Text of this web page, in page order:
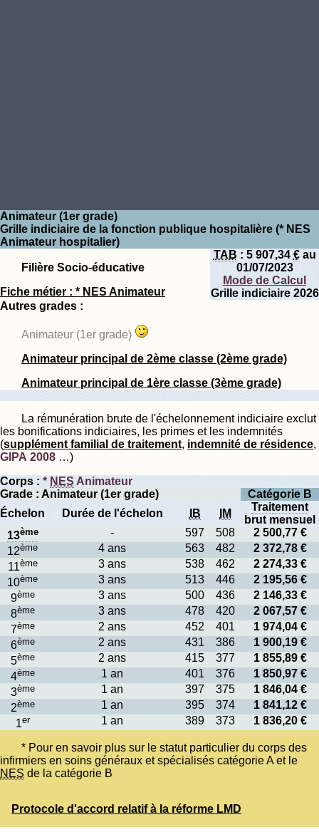
Animateur (1er grade)
Grille indiciaire de la fonction publique hospitalière (* NES
Animateur hospitalier)
Filière Socio-éducative
Fiche métier : * NES Animateur
TAB : 5 907,34 €au
01/07/2023
Mode de Calcul
Grille indiciaire 2026
Autres grades :
Animateur (1er grade)
Animateur principal de 2ème classe (2ème grade)
Animateur principal de 1ère classe (3ème grade)
La rémunération brute de l'échelonnement indiciaire exclut
les bonifications indiciaires, les primes et les indemnités
(supplément familial de traitement, indemnité de résidence,
GIPA 2008 …)
Corps : * NES Animateur
Grade : Animateur (1er grade)
Catégorie B
Échelon
Durée de l'échelon IB IM
Traitement
brut mensuel
13ème - 597 508
2 500,77 €
12ème 4 ans 563 482
2 372,78 €
11ème 3 ans 538 462
2 274,33 €
10ème 3 ans 513 446
2 195,56 €
9ème 3 ans 500 436
2 146,33 €
8ème 3 ans 478 420
2 067,57 €
7ème 2 ans 452 401
1 974,04 €
6ème 2 ans 431 386
1 900,19 €
5ème 2 ans 415 377
1 855,89 €
4ème 1 an 401 376
1 850,97 €
3ème 1 an 397 375
1 846,04 €
2ème 1 an 395 374
1 841,12 €
1er 1 an 389 373 1 836,20 €
* Pour en savoir plus sur le statut particulier du corps des
infirmiers en soins généraux et spécialisés catégorie A et le
NES de la catégorie B
Protocole d'accord relatif à la réforme LMD